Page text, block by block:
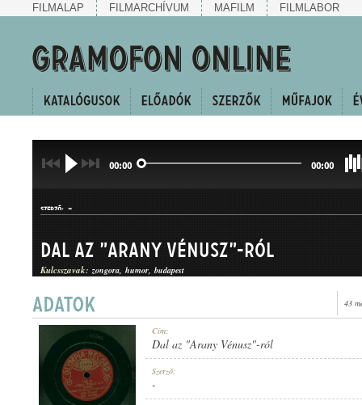
FILMALAP FILMARCHÍVUM MAFILM FILMLABOR
00:00 00:00
SZERZŐ: -
KUPLÉ
Dal az "Arany Vénusz"-ról
Kulcsszavak: zongora humor budapest
43
Cím:
Dal az "Arany Vénusz"-ról
Szerző:
-